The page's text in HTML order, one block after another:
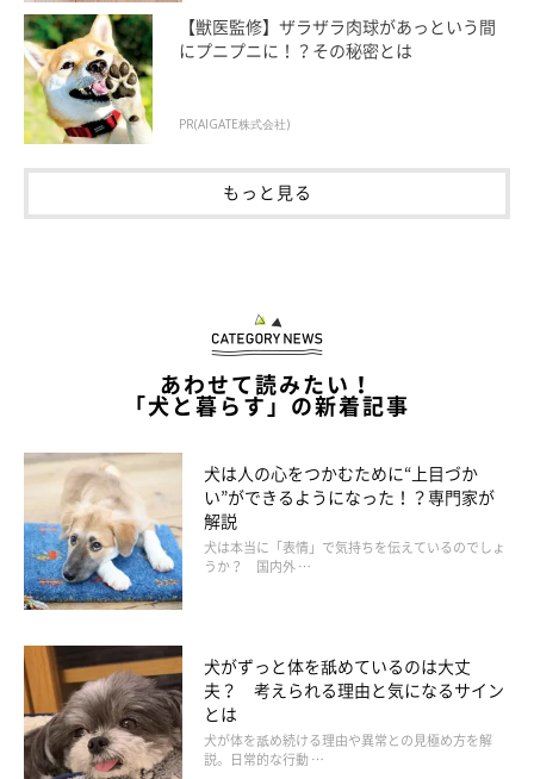
【獣医監修】ザラザラ肉球があっという間
にプニプニに！？その秘密とは
PR(AIGATE株式会社)
もっと見る
あわせて読みたい！
「犬と暮らす」の新着記事
犬は人の心をつかむために“上目づか
い”ができるようになった！？専門家が
解説
犬は本当に「表情」で気持ちを伝えているのでしょ
うか？ 国内外 …
犬がずっと体を舐めているのは大丈
夫？ 考えられる理由と気になるサイン
とは
犬が体を舐め続ける理由や異常との見極め方を解
説。日常的な行動 …